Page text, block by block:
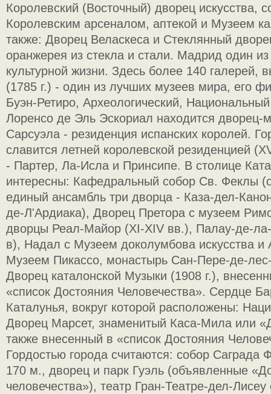
Королевский (Восточный) дворец искусства,
Королевским арсеналом, аптекой и Музеем
также: Дворец Веласкеса и Стеклянный
оранжерея из стекла и стали. Мадрид один
культурной жизни. Здесь более 140 галерей,
(1785 г.) - один из лучших музеев мира, его
Буэн-Ретиро, Археологический,
Лоренсо де Эль Эскориал находится дворец-
Сарсуэла - резиденция испанских королей.
славится летней королевской резиденцией
- Партер, Ла-Исла и Принсипе. В столице
интересны: Кафедральный собор Св. Феклы
единый ансамбль три дворца - Каза-дел-
де-Л'Ардиака), Дворец Претора с музеем
дворцы Реал-Майор (XI-XIV вв.), Палау-де-
в), Надал с Музеем доколумбова искусства и
Музеем Пикассо, монастырь Сан-Пере-де-
Дворец каталонской Музыки (1908 г.),
«список Достояния Человечества». Сердце
Каталунья, вокруг которой расположены:
Дворец Марсет, знаменитый Каса-Мила или
также внесенный в «список Достояния
Гордостью города считаются: собор Саграда
170 м., дворец и парк Гуэль (объявленные
человечества»), театр Гран-Театре-дел-